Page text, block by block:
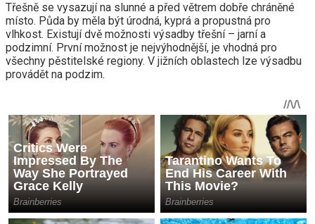
Třešně se vysazují na slunné a před větrem dobře chráněné
místo. Půda by měla být úrodná, kyprá a propustná pro
vlhkost. Existují dvě možnosti výsadby třešní – jarní a
podzimní. První možnost je nejvýhodnější, je vhodná pro
všechny pěstitelské regiony. V jižních oblastech lze výsadbu
provádět na podzim.